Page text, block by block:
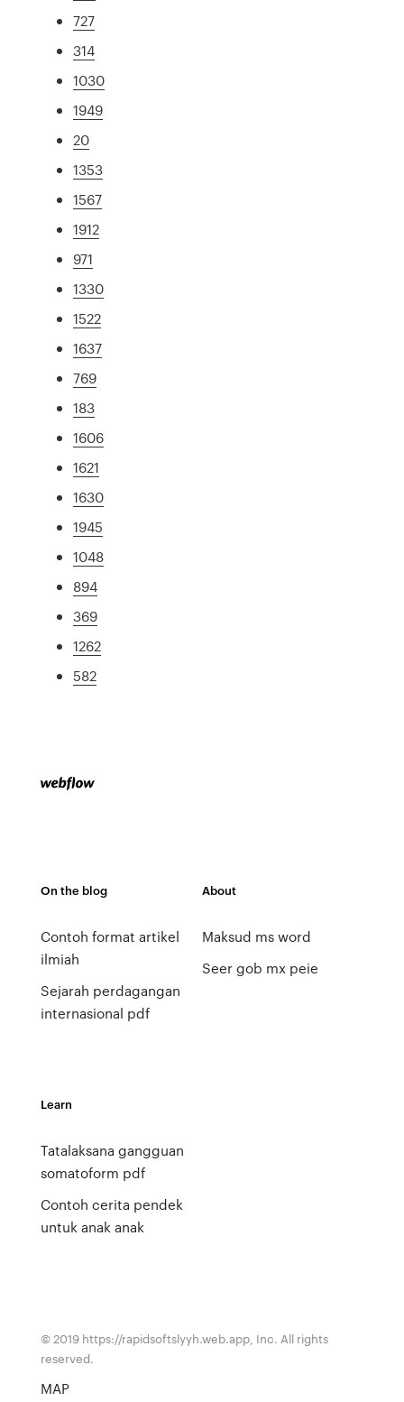
727
314
1030
1949
20
1353
1567
1912
971
1330
1522
1637
769
183
1606
1621
1630
1945
1048
894
369
1262
582
On the blog
Contoh format artikel
ilmiah
Sejarah perdagangan
internasional pdf
About
Maksud ms word
Seer gob mx peie
Learn
Tatalaksana gangguan
somatoform pdf
Contoh cerita pendek
untuk anak anak
© 2019 https://rapidsoftslyyh.web.app, Inc. All rights
reserved.
MAP